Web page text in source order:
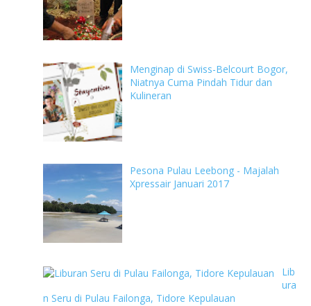
Menginap di Swiss-Belcourt Bogor,
Niatnya Cuma Pindah Tidur dan
Kulineran
Pesona Pulau Leebong - Majalah
Xpressair Januari 2017
Lib
ura
n Seru di Pulau Failonga, Tidore Kepulauan